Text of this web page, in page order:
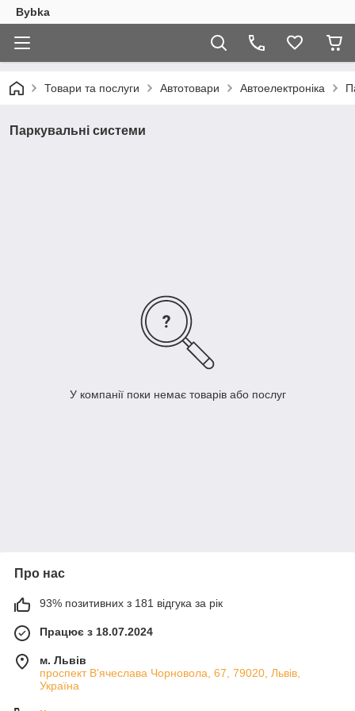
Bybka
Товари та послуги Автотовари Автоелектроніка
Паркувальні системи
У компанії поки немає товарів або послуг
Про нас
93% позитивних з 181 відгука за рік
Працює з 18.07.2024
м. Львів
проспект В'ячеслава Чорновола, 67, 79020, Львів,
Україна